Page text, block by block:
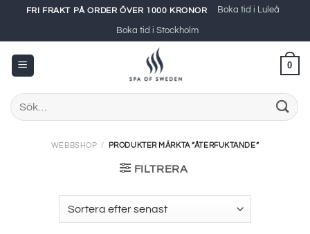
content
FRI FRAKT PÅ ORDER ÖVER 1000 KRONOR Boka tid i Luleå
Boka tid i Stockholm
0
Sök
efter:
WEBBSHOP / PRODUKTER MÄRKTA ”ÅTERFUKTANDE”
FILTRERA